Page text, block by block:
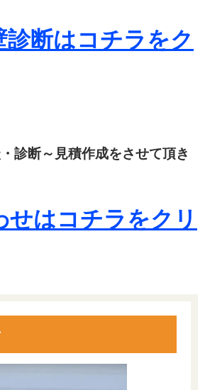
診断はコチラをク
・診断～見積作成をさせて頂き
せはコチラをクリ